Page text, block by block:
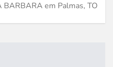
BARBARA em Palmas, TO